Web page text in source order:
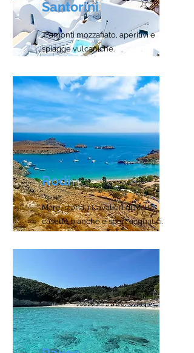
Santorini
Tramonti mozzafiato, aperitivi e
spiagge vulcaniche.
Rodi
Mare, storia, i Cavalieri di Malta,
casette bianche e sport acquatici.